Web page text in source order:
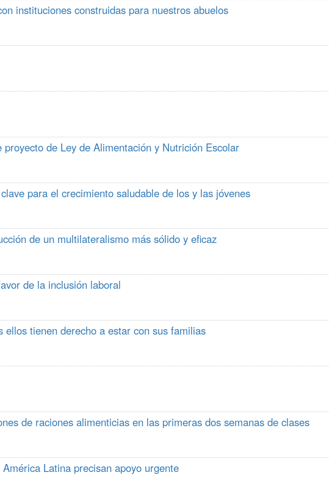
instituciones construidas para nuestros abuelos
de Ley de Alimentación y Nutrición Escolar
para el crecimiento saludable de los y las jóvenes
de un multilateralismo más sólido y eficaz
de la inclusión laboral
tienen derecho a estar con sus familias
de raciones alimenticias en las primeras dos semanas de clases
Latina precisan apoyo urgente